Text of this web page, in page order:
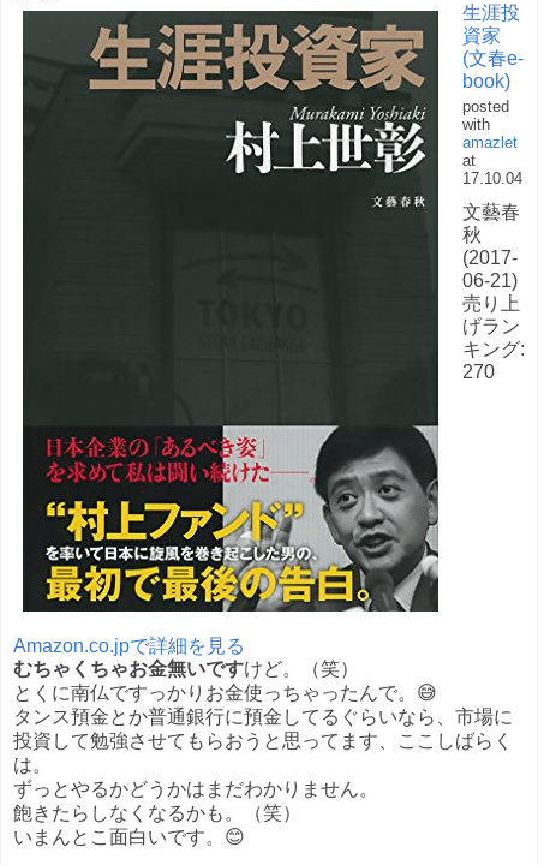
生涯投
資家
(文春e-
book)
posted
with
amazlet
at
17.10.04
文藝春
秋
(2017-
06-21)
売り上
げラン
キング:
270
Amazon.co.jpで詳細を見る
むちゃくちゃお金無いですけど。（笑）
とくに南仏ですっかりお金使っちゃったんで。😅
タンス預金とか普通銀行に預金してるぐらいなら、市場に
投資して勉強させてもらおうと思ってます、ここしばらく
は。
ずっとやるかどうかはまだわかりません。
飽きたらしなくなるかも。（笑）
いまんとこ面白いです。😊